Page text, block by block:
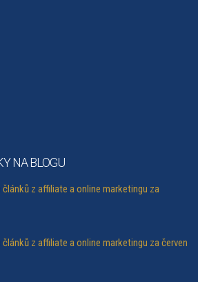
NA BLOGU
z affiliate a online marketingu za
z affiliate a online marketingu za červen